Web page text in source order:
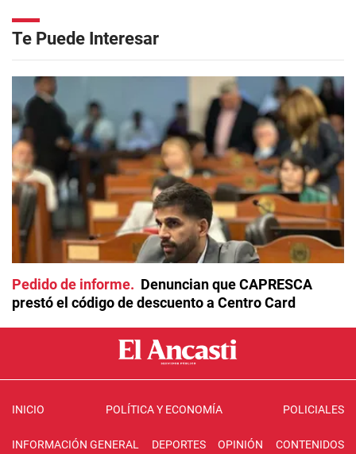
Te Puede Interesar
Pedido de informe
Denuncian que CAPRESCA
prestó el código de descuento a Centro Card
INICIO POLÍTICA Y ECONOMÍA POLICIALES
INFORMACIÓN GENERAL DEPORTES OPINIÓN CONTENIDOS